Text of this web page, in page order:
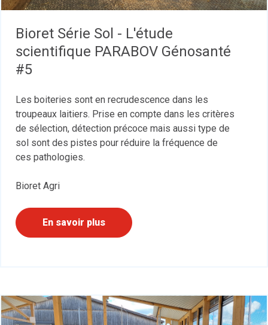
Bioret Série Sol - L'étude
scientifique PARABOV Génosanté
#5
Les boiteries sont en recrudescence dans les
troupeaux laitiers. Prise en compte dans les critères
de sélection, détection précoce mais aussi type de
sol sont des pistes pour réduire la fréquence de
ces pathologies.
Bioret Agri
En savoir plus